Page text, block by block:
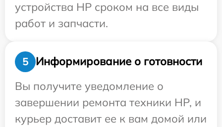
устройства HP сроком на все виды
работ и запчасти.
5
Информирование о готовности
Вы получите уведомление о
завершении ремонта техники HP, и
курьер доставит ее к вам домой или